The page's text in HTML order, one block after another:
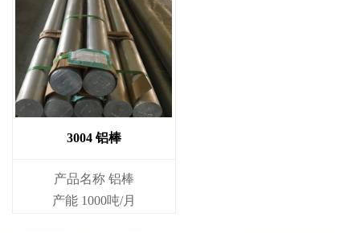
3004 铝棒
产品名称 铝棒
产能 1000吨/月